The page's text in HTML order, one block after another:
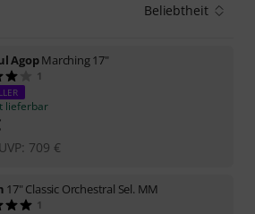
Beliebtheit
AgopMarching 17"
1
lieferbar
UVP: 709 €
17" Classic Orchestral Sel. MM
1